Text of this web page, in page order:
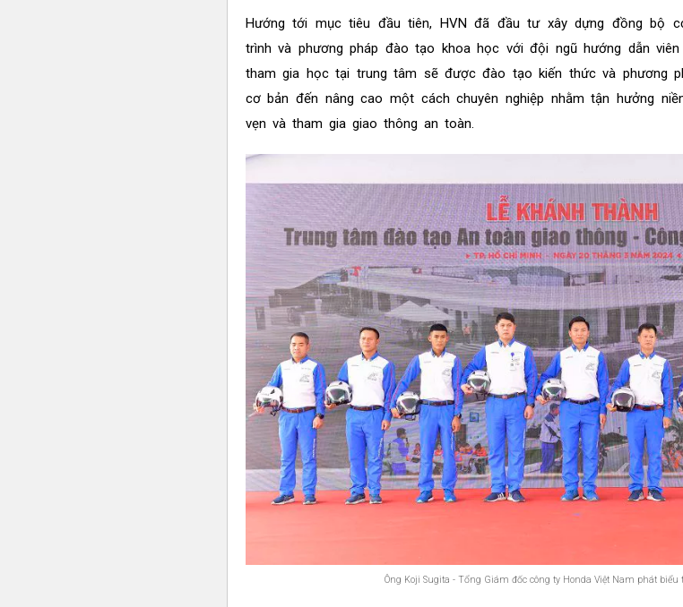
Hướng tới mục tiêu đầu tiên, HVN đã đầu tư xây dựng đồng bộ
trình và phương pháp đào tạo khoa học với đội ngũ hướng dẫn
tham gia học tại trung tâm sẽ được đào tạo kiến thức và phương
cơ bản đến nâng cao một cách chuyên nghiệp nhằm tận hưởng
vẹn và tham gia giao thông an toàn.
Ông Koji Sugita - Tổng Giám đốc công ty Honda Việt Nam phát biểu